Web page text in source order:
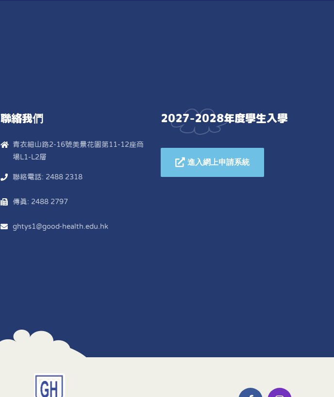
聯絡我們
青衣細山路2-16號美景花園第11-12座商
場L1-L2層
聯絡電話: 2488 2318
傳真: 2488 2797
ghtys1@good-health.edu.hk
2027-2028年度學生入學
進入網上申請系統